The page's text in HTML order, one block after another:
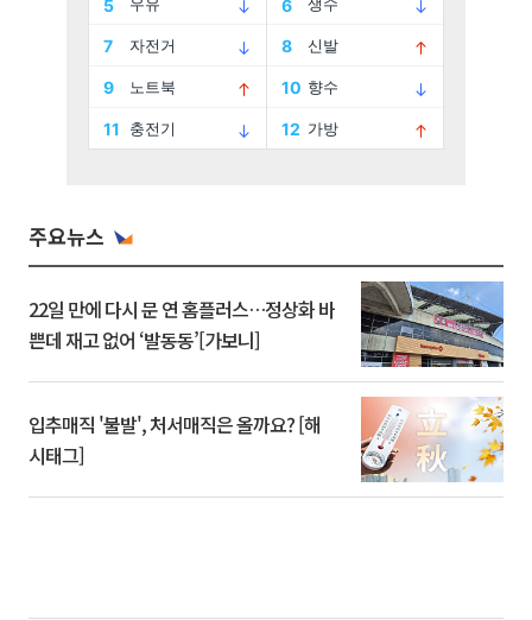
주요뉴스
22일 만에 다시 문 연 홈플러스…정상화 바
쁜데 재고 없어 ‘발동동’[가보니]
입추매직 '불발', 처서매직은 올까요? [해
시태그]